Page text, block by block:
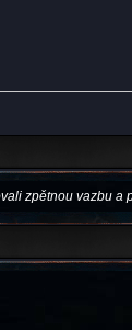
zpětnou vazbu